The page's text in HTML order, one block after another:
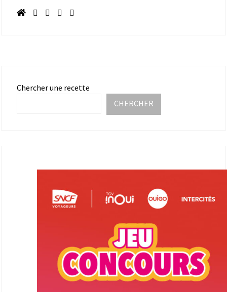
Chercher une recette
CHERCHER